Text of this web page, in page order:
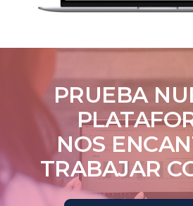
PRUEBA
NOS
TRABAJAR